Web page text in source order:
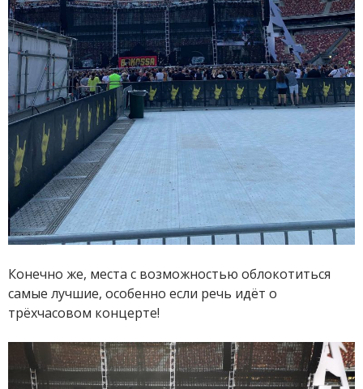
Конечно же, места с возможностью облокотиться
самые лучшие, особенно если речь идёт о
трёхчасовом концерте!